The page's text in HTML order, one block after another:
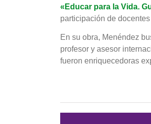
«Educar para la Vida.
participación de
En su obra, Menéndez
profesor y asesor
fueron enriquecedoras